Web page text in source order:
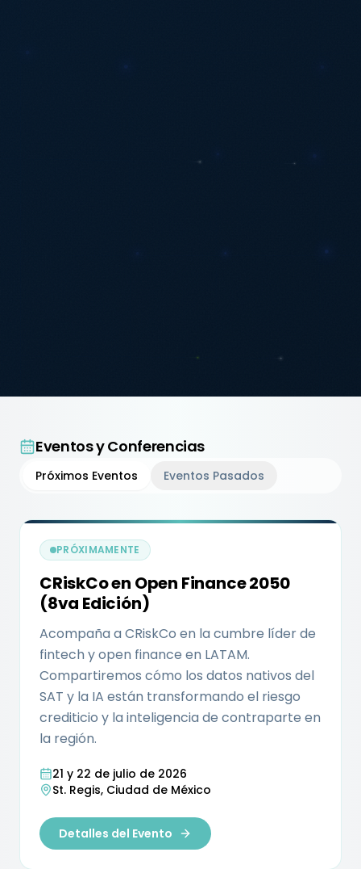
Eventos y Conferencias
Próximos Eventos Eventos Pasados
PRÓXIMAMENTE
CRiskCo en Open Finance 2050
(8va Edición)
Acompaña a CRiskCo en la cumbre líder de
fintech y open finance en LATAM.
Compartiremos cómo los datos nativos del
SAT y la IA están transformando el riesgo
crediticio y la inteligencia de contraparte en
la región.
21 y 22 de julio de 2026
St. Regis, Ciudad de México
Detalles del Evento